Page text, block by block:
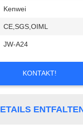
Kenwei
CE,SGS,OIML
JW-A24
KONTAKT!